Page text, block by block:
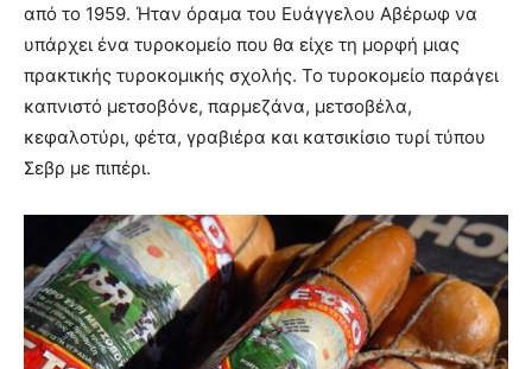
από το 1959. Ήταν όραμα του Ευάγγελου Αβέρωφ να
υπάρχει ένα τυροκομείο που θα είχε τη μορφή μιας
πρακτικής τυροκομικής σχολής. Το τυροκομείο παράγει
καπνιστό μετσοβόνε, παρμεζάνα, μετσοβέλα,
κεφαλοτύρι, φέτα, γραβιέρα και κατσικίσιο τυρί τύπου
Σεβρ με πιπέρι.